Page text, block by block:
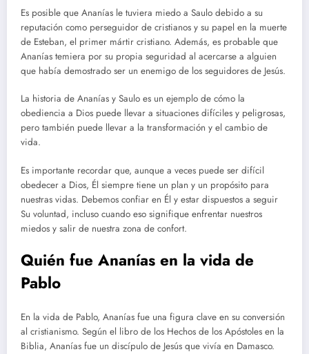
Es posible que Ananías le tuviera miedo a Saulo debido a su
reputación como perseguidor de cristianos y su papel en la muerte
de Esteban, el primer mártir cristiano. Además, es probable que
Ananías temiera por su propia seguridad al acercarse a alguien
que había demostrado ser un enemigo de los seguidores de Jesús.
La historia de Ananías y Saulo es un ejemplo de cómo la
obediencia a Dios puede llevar a situaciones difíciles y peligrosas,
pero también puede llevar a la transformación y el cambio de
vida.
Es importante recordar que, aunque a veces puede ser difícil
obedecer a Dios, Él siempre tiene un plan y un propósito para
nuestras vidas. Debemos confiar en Él y estar dispuestos a seguir
Su voluntad, incluso cuando eso signifique enfrentar nuestros
miedos y salir de nuestra zona de confort.
Quién fue Ananías en la vida de
Pablo
En la vida de Pablo, Ananías fue una figura clave en su conversión
al cristianismo. Según el libro de los Hechos de los Apóstoles en la
Biblia, Ananías fue un discípulo de Jesús que vivía en Damasco.